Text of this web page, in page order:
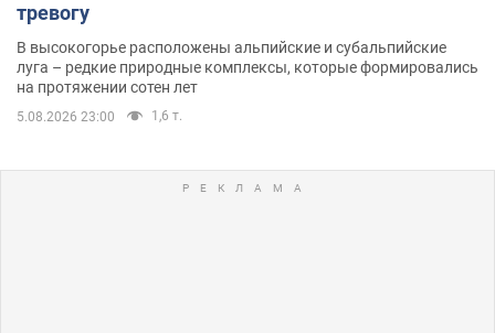
тревогу
В высокогорье расположены альпийские и субальпийские
луга – редкие природные комплексы, которые формировались
на протяжении сотен лет
5.08.2026 23:00 1,6 т.